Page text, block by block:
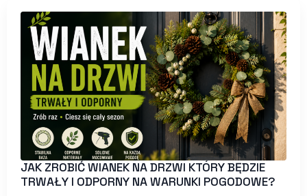
JAK ZROBIĆ WIANEK NA DRZWI KTÓRY BĘDZIE
TRWAŁY I ODPORNY NA WARUNKI POGODOWE?